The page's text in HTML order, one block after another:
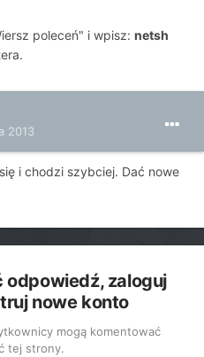
poleceń" i wpisz: netsh
2013
i chodzi szybciej. Dać nowe
odpowiedź, zaloguj
nowe konto
mogą komentować
tej strony.